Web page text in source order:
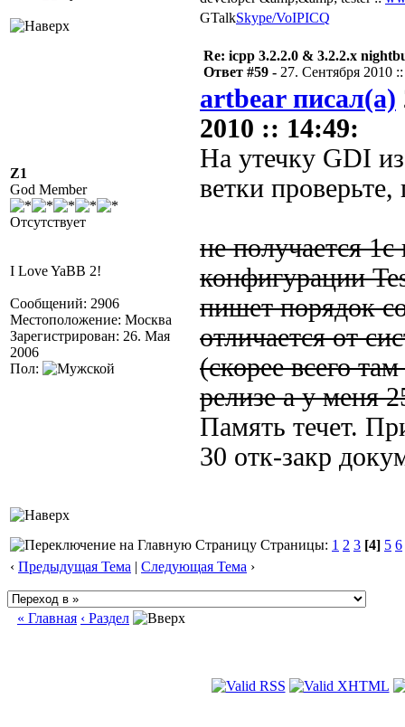
GTalkSkype/VoIPICQ
Z1
God Member
Отсутствует
I Love YaBB 2!
Сообщений: 2906
Местоположение: Москва
Зарегистрирован: 26. Мая
2006
Пол:
Re: icpp 3.2.2.0 & 3.2.2.x
Ответ #59 - 27. Сентября 2010
artbear писал(а)
2010 :: 14:49:
На утечку GDI
ветки проверьте,
не получается 1с
конфигурации
пишет порядок
отличается от
(скорее всего
релизе а у меня
Память течет.
30 отк-закр
Страницы: 1 2 3 [4] 5 6
‹ Предыдущая Тема | Следующая Тема ›
« Главная ‹ Раздел